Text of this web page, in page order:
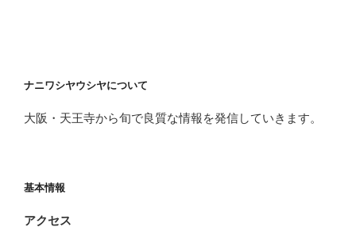
ナニワシヤウシヤについて
大阪・天王寺から旬で良質な情報を発信していきます。
基本情報
アクセス